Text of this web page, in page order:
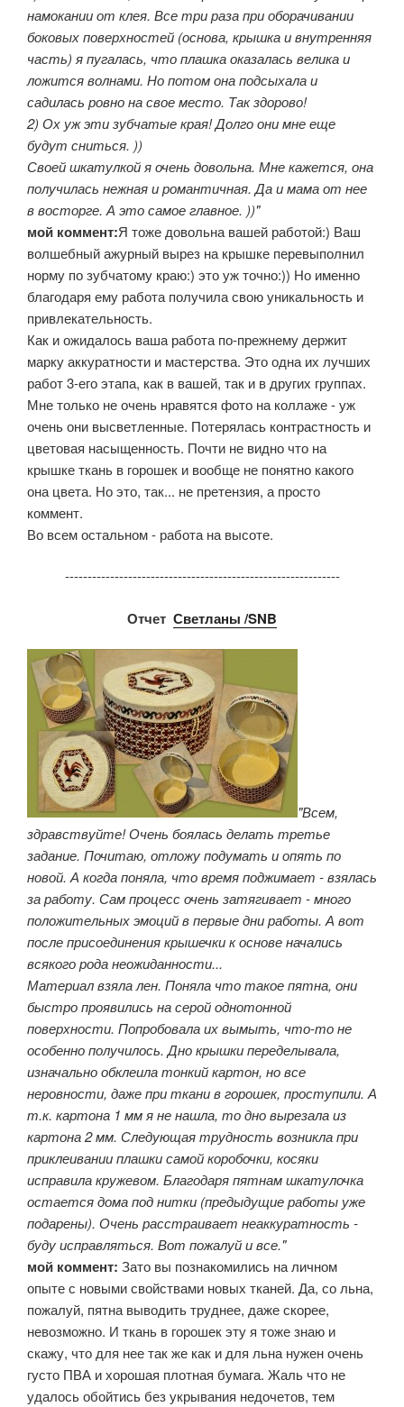
намокании от клея. Все три раза при оборачивании
боковых поверхностей (основа, крышка и внутренняя
часть) я пугалась, что плашка оказалась велика и
ложится волнами. Но потом она подсыхала и
садилась ровно на свое место. Так здорово!
2) Ох уж эти зубчатые края! Долго они мне еще
будут сниться. ))
Своей шкатулкой я очень довольна. Мне кажется, она
получилась нежная и романтичная. Да и мама от нее
в восторге. А это самое главное. ))"
мой коммент:Я тоже довольна вашей работой:) Ваш
волшебный ажурный вырез на крышке перевыполнил
норму по зубчатому краю:) это уж точно:)) Но именно
благодаря ему работа получила свою уникальность и
привлекательность.
Как и ожидалось ваша работа по-прежнему держит
марку аккуратности и мастерства. Это одна их лучших
работ 3-его этапа, как в вашей, так и в других группах.
Мне только не очень нравятся фото на коллаже - уж
очень они высветленные. Потерялась контрастность и
цветовая насыщенность. Почти не видно что на
крышке ткань в горошек и вообще не понятно какого
она цвета. Но это, так... не претензия, а просто
коммент.
Во всем остальном - работа на высоте.
-------------------------------------------------------------
Отчет Светланы /SNB
"Всем,
здравствуйте! Очень боялась делать третье
задание. Почитаю, отложу подумать и опять по
новой. А когда поняла, что время поджимает - взялась
за работу. Сам процесс очень затягивает - много
положительных эмоций в первые дни работы. А вот
после присоединения крышечки к основе начались
всякого рода неожиданности...
Материал взяла лен. Поняла что такое пятна, они
быстро проявились на серой однотонной
поверхности. Попробовала их вымыть, что-то не
особенно получилось. Дно крышки переделывала,
изначально обклеила тонкий картон, но все
неровности, даже при ткани в горошек, проступили. А
т.к. картона 1 мм я не нашла, то дно вырезала из
картона 2 мм. Следующая трудность возникла при
приклеивании плашки самой коробочки, косяки
исправила кружевом. Благодаря пятнам шкатулочка
остается дома под нитки (предыдущие работы уже
подарены). Очень расстраивает неаккуратность -
буду исправляться. Вот пожалуй и все."
мой коммент: Зато вы познакомились на личном
опыте с новыми свойствами новых тканей. Да, со льна,
пожалуй, пятна выводить труднее, даже скорее,
невозможно. И ткань в горошек эту я тоже знаю и
скажу, что для нее так же как и для льна нужен очень
густо ПВА и хорошая плотная бумага. Жаль что не
удалось обойтись без укрывания недочетов, тем